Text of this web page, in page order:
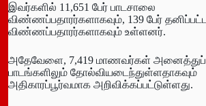
இவர்களில் 11,651 பேர் பாடசாலை
விண்ணப்பதாரர்களாகவும், 139 பேர் தனிப்பட்ட
விண்ணப்பதாரர்களாகவும் உள்ளனர்.
அதேவேளை, 7,419 மாணவர்கள் அனைத்துப்
பாடங்களிலும் தோல்வியடைந்துள்ளதாகவும்
அதிகாரப்பூர்வமாக அறிவிக்கப்பட்டுள்ளது.